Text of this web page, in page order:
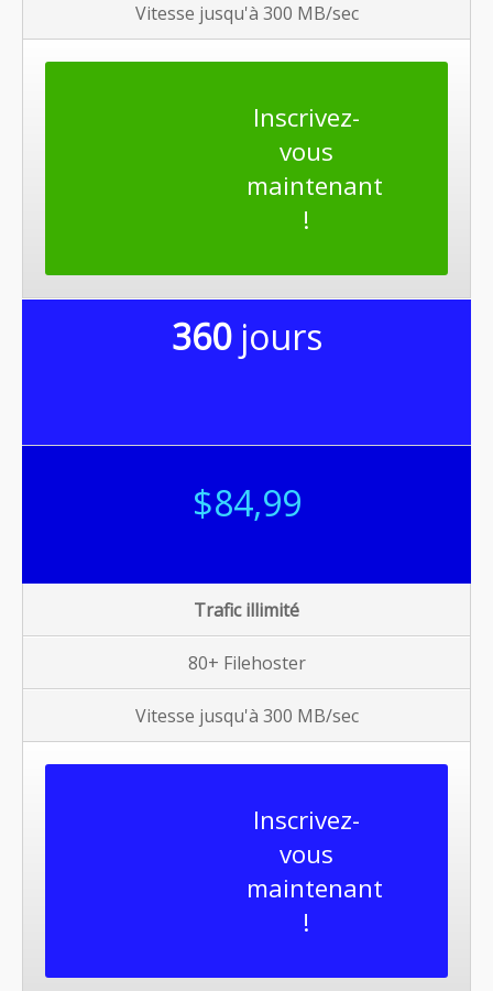
Vitesse jusqu'à 300 MB/sec
Inscrivez-
vous
maintenant
!
360 jours
$84,99
Trafic illimité
80+ Filehoster
Vitesse jusqu'à 300 MB/sec
Inscrivez-
vous
maintenant
!